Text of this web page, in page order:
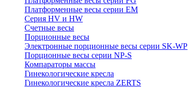
Платформенные весы серии EM
Серия HV и HW
Счетные весы
Порционные весы
Электронные порционные весы серии SK-WP
Порционные весы серии NP-S
Компараторы массы
Гинекологические кресла
Гинекологические кресла ZERTS